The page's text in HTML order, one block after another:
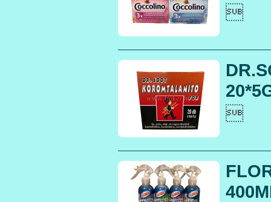

